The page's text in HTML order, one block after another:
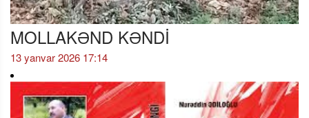
MOLLAKƏND KƏNDİ
13 yanvar 2026 17:14